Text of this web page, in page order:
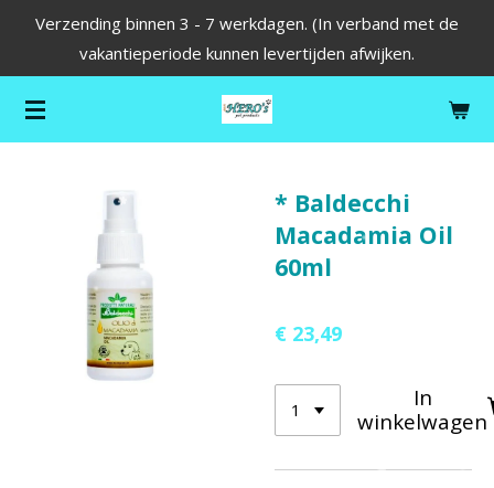
de
hoofdinhoud
Verzending binnen 3 - 7 werkdagen. (In verband met de
vakantieperiode kunnen levertijden afwijken.
* Baldecchi
Macadamia Oil
60ml
€ 23,49
In
winkelwagen